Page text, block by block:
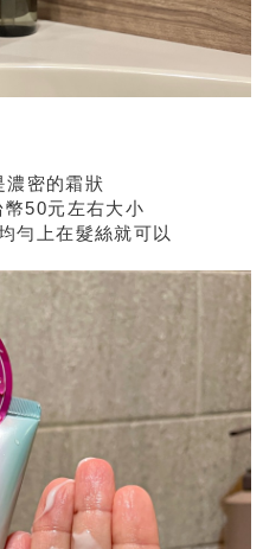
濃密的霜狀
50元左右大小
勻上在髮絲就可以